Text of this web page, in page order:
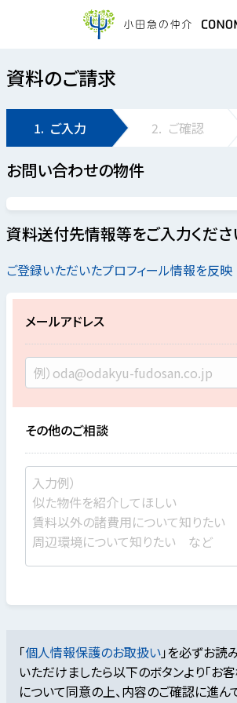
資料のご請求
1. ご入力 2. ご確認
お問い合わせの物件
資料送付先情報等をご入力くださ
ご登録いただいたプロフィール情報を反映
メールアドレス
その他のご相談
「個人情報保護のお取扱い」を必ずお読
いただけましたら以下のボタンより「お
について同意の上、内容のご確認に進ん